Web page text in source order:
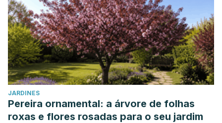
JARDINES
Pereira ornamental: a árvore de folhas
roxas e flores rosadas para o seu jardim